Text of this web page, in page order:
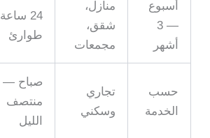
أسبوع
— 3
أشهر
منازل،
شقق،
مجمعات
24 ساعة
طوارئ
حسب
الخدمة
تجاري
وسكني
صباح —
منتصف
الليل